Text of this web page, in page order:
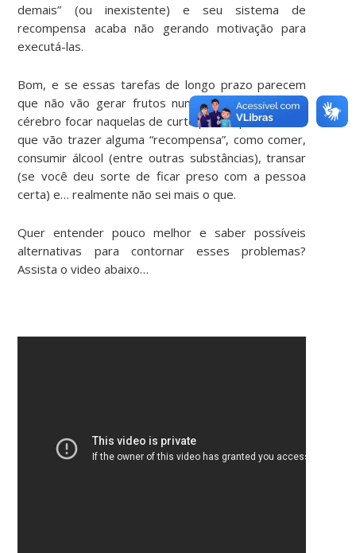
demais” (ou inexistente) e seu sistema de
recompensa acaba não gerando motivação para
executá-las.
Bom, e se essas tarefas de longo prazo parecem
que não vão gerar frutos nunca, só resta ao seu
cérebro focar naquelas de curto prazo que ele sabe
que vão trazer alguma “recompensa”, como comer,
consumir álcool (entre outras substâncias), transar
(se você deu sorte de ficar preso com a pessoa
certa) e… realmente não sei mais o que.
Quer entender pouco melhor e saber possíveis
alternativas para contornar esses problemas?
Assista o video abaixo…